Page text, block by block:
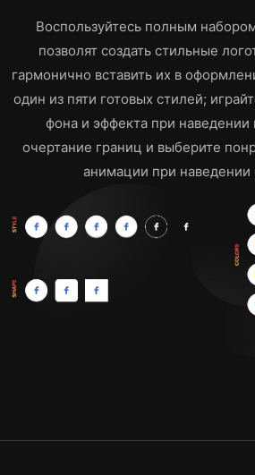
Воспользуйтесь полным
позволят создать стильные
гармонично вставить их в
один из пяти готовых стилей;
фона и эффекта при
очертание границ и выберите
анимации при наведении